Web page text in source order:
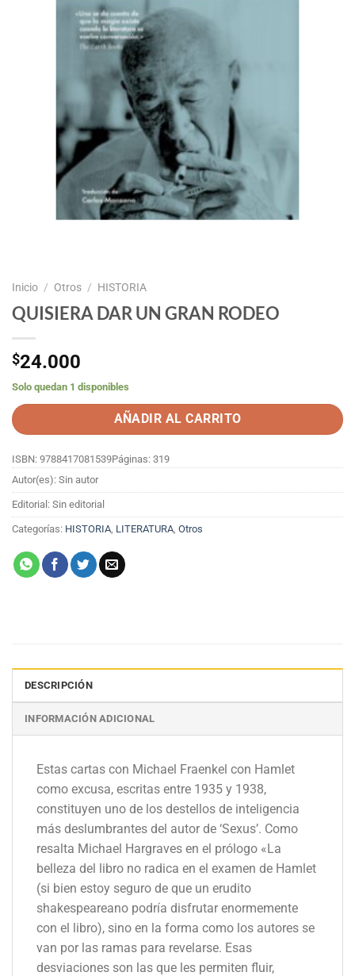
Inicio / Otros / HISTORIA
QUISIERA DAR UN GRAN RODEO
$24.000
Solo quedan 1 disponibles
AÑADIR AL CARRITO
ISBN: 9788417081539Páginas: 319
Autor(es): Sin autor
Editorial: Sin editorial
Categorías: HISTORIA LITERATURA Otros
DESCRIPCIÓN
INFORMACIÓN ADICIONAL
Estas cartas con Michael Fraenkel con Hamlet
como excusa, escritas entre 1935 y 1938,
constituyen uno de los destellos de inteligencia
más deslumbrantes del autor de ‘Sexus’. Como
resalta Michael Hargraves en el prólogo «La
belleza del libro no radica en el examen de Hamlet
(si bien estoy seguro de que un erudito
shakespeareano podría disfrutar enormemente
con el libro), sino en la forma como los autores se
van por las ramas para revelarse. Esas
desviaciones son las que les permiten fluir,